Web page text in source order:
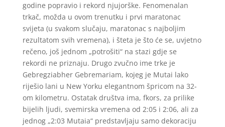
godine popravio i rekord njujorške. Fenomenalan
trkač, možda u ovom trenutku i prvi maratonac
svijeta (u svakom slučaju, maratonac s najboljim
rezultatom svih vremena), i šteta je što će se, uvjetno
rečeno, još jednom „potrošiti“ na stazi gdje se
rekordi ne priznaju. Drugo zvučno ime trke je
Gebregziabher Gebremariam, kojeg je Mutai lako
riješio lani u New Yorku elegantnom špricom na 32-
om kilometru. Ostatak društva ima, fkors, za prilike
bijelih ljudi, svemirska vremena od 2:05 i 2:06, ali za
jednog „2:03 Mutaia“ predstavljaju samo dekoraciju